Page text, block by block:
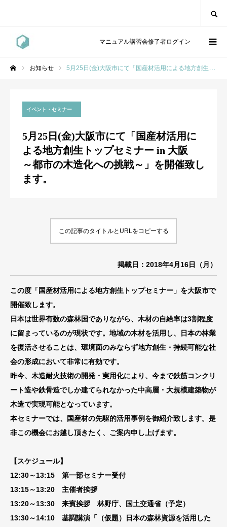
マニュアル講習会修了者ログイン
お知らせ 5月25日(金)大阪市にて「国産材活用による地方創生トップセミナー in 大阪 ～都市の木造化への挑戦～」を開催致します。
イベント・セミナー
5月25日(金)大阪市にて「国産材活用に
よる地方創生トップセミナー in 大阪
～都市の木造化への挑戦～」を開催致し
ます。
この記事のタイトルとURLをコピーする
掲載日：2018年4月16日（月）
この度「国産材活用による地方創生トップセミナー」を大阪市で
開催致します。
日本は世界有数の森林国でありながら、木材の自給率は3割程度
に留まっているのが現状です。地域の木材を活用し、日本の林業
を復活させることは、環境面のみならず地方創生・持続可能な社
会の形成において非常に有効です。
昨今、木造耐火技術の開発・実用化により、今まで鉄筋コンクリ
ート造や鉄骨造でしか建てられなかった中高層・大規模建築物が
木造で実現可能となっています。
本セミナーでは、国産材の先駆的活用事例を御紹介致します。是
非この機会にお越し頂きたく、ご案内申し上げます。
【スケジュール】
12:30～13:15 第一部セミナー受付
13:15～13:20 主催者挨拶
13:20～13:30 来賓挨拶 林野庁、国土交通省（予定）
13:30～14:10 基調講演「（仮題）日本の森林資源を活用した